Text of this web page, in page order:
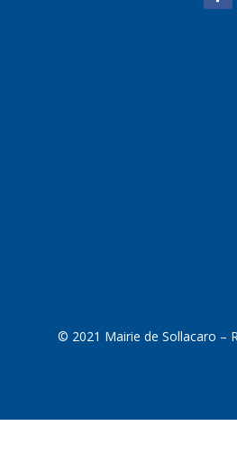
© 2021 Mairie de Sollacaro –